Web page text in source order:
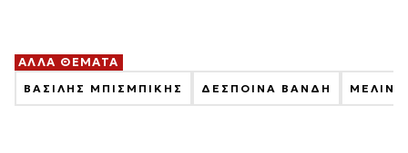
ΑΛΛΑ ΘΕΜΑΤΑ
ΒΑΣΙΛΗΣ ΜΠΙΣΜΠΙΚΗΣ ΔΕΣΠΟΙΝΑ ΒΑΝΔΗ